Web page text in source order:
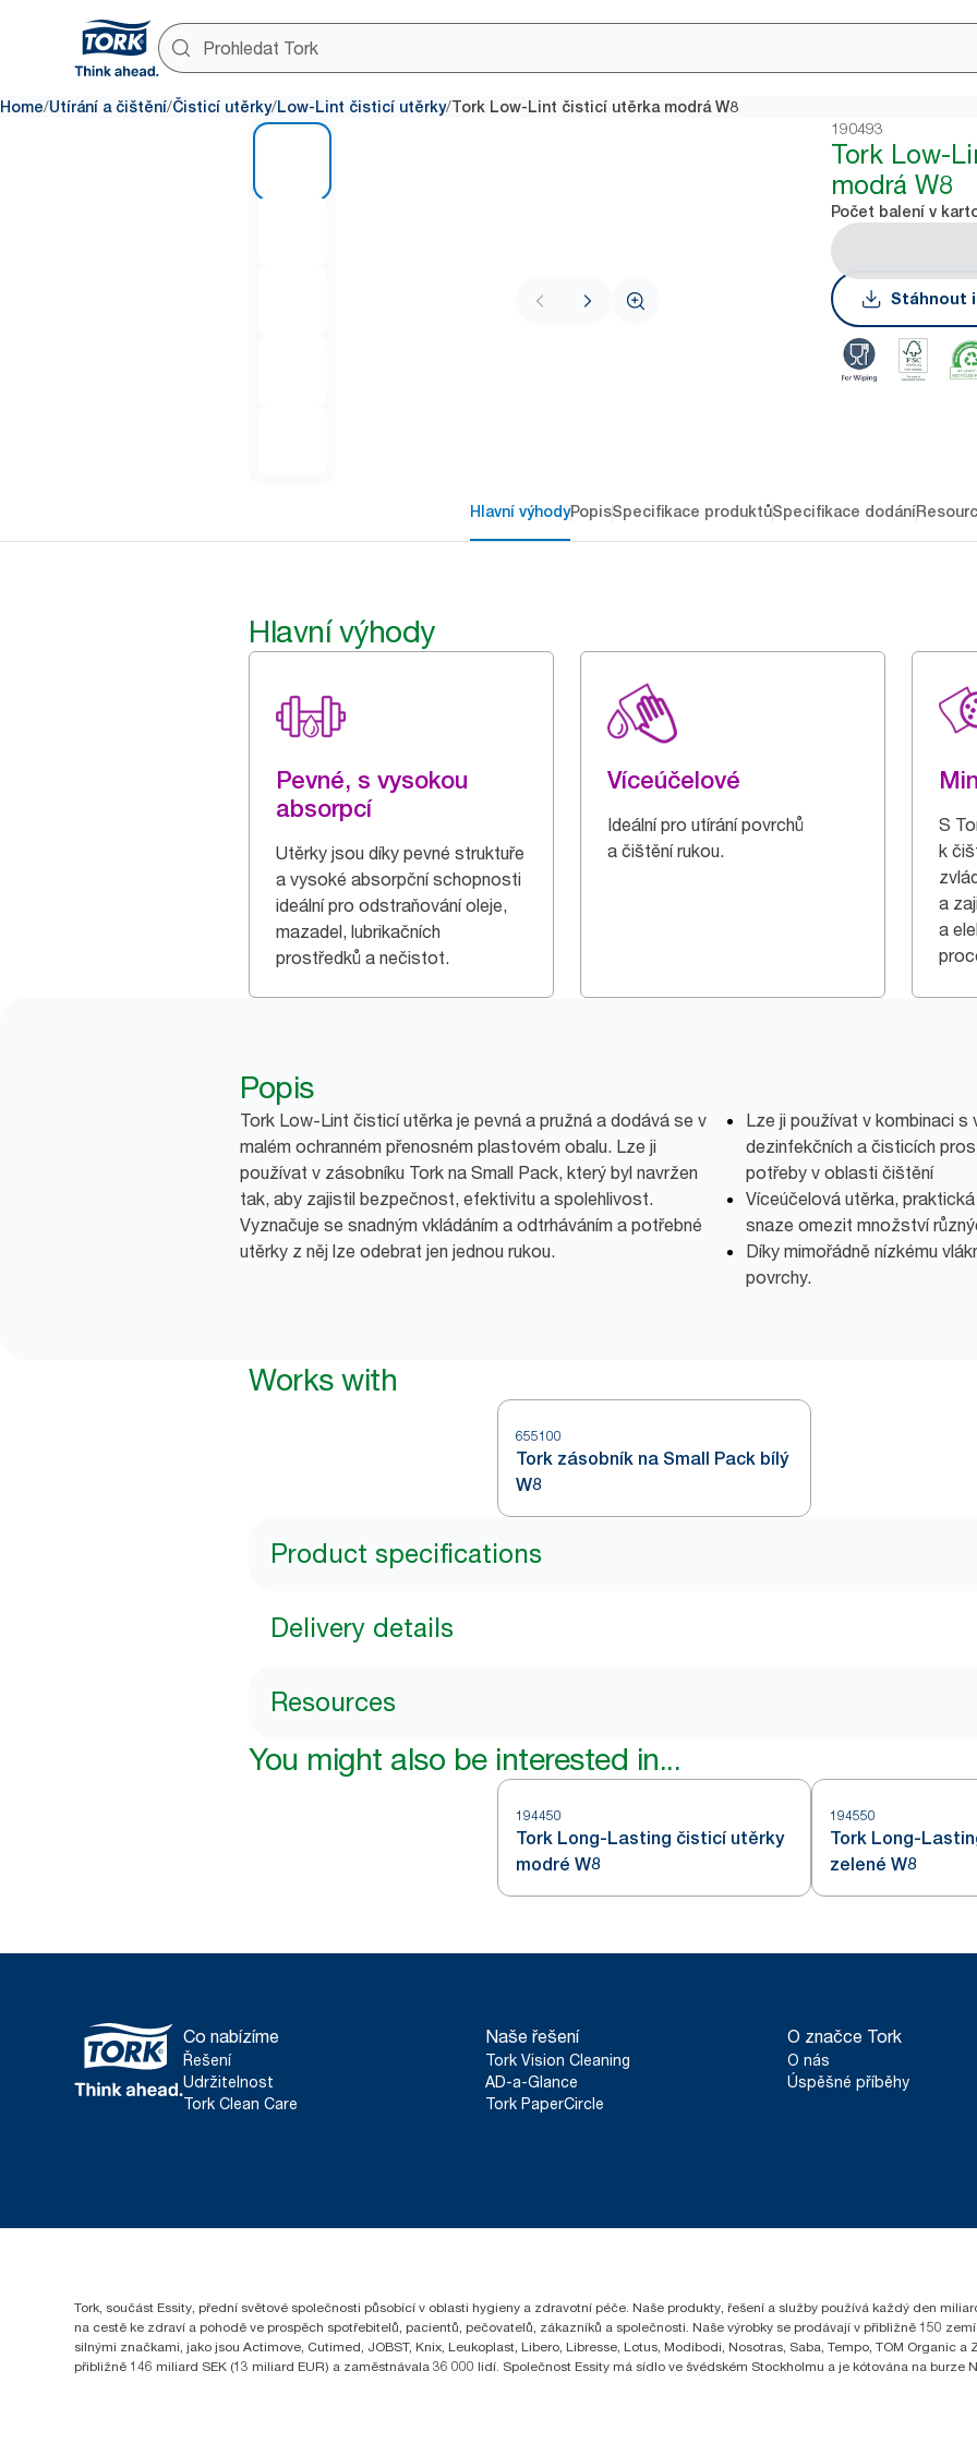
Home/Utírání a čištění/Čisticí utěrky/Low-Lint čisticí utěrky/Tork Low-Lint čisticí utěrka modrá W8
190493
Tork Low-
modrá W8
Počet balení v
Stáhnout
Hlavní výhodyPopisSpecifikace produktůSpecifikace dodání
Hlavní výhody
Pevné, s vysokou
absorpcí
Utěrky jsou díky pevné struktuře
a vysoké absorpční schopnosti
ideální pro odstraňování oleje,
mazadel, lubrikačních
prostředků a nečistot.
Víceúčelové
Ideální pro utírání povrchů
a čištění rukou.
S
k
a
a
Popis
Tork Low-Lint čisticí utěrka je pevná a pružná a dodává se v
malém ochranném přenosném plastovém obalu. Lze ji
používat v zásobníku Tork na Small Pack, který byl navržen
tak, aby zajistil bezpečnost, efektivitu a spolehlivost.
Vyznačuje se snadným vkládáním a odtrháváním a potřebné
utěrky z něj lze odebrat jen jednou rukou.
Lze ji používat v kombinaci
dezinfekčních a čisticích
potřeby v oblasti čištění
Víceúčelová utěrka,
snaze omezit množství
Díky mimořádně nízkému
povrchy.
Works with
655100
Tork zásobník na Small Pack bílý
W8
Product specifications
Delivery details
Resources
You might also be interested in...
194450
Tork Long-Lasting čisticí utěrky
modré W8
194550
Tork Long-
zelené W8
Co nabízíme
Řešení
Udržitelnost
Tork Clean Care
Naše řešení
Tork Vision Cleaning
AD-a-Glance
Tork PaperCircle
O značce Tork
O nás
Úspěšné příběhy
Tork, součást Essity, přední světové společnosti působící v oblasti hygieny a zdravotní péče. Naše produkty, řešení a služby používá každý den
na cestě ke zdraví a pohodě ve prospěch spotřebitelů, pacientů, pečovatelů, zákazníků a společnosti. Naše výrobky se prodávají v přibližně 150
silnými značkami, jako jsou Actimove, Cutimed, JOBST, Knix, Leukoplast, Libero, Libresse, Lotus, Modibodi, Nosotras, Saba, Tempo, TOM Organic
přibližně 146 miliard SEK (13 miliard EUR) a zaměstnávala 36 000 lidí. Společnost Essity má sídlo ve švédském Stockholmu a je kótována na burze